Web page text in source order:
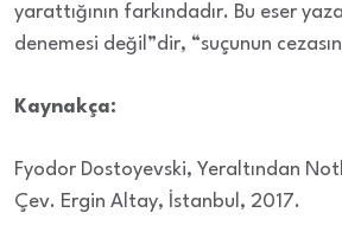
yarattığının farkındadır. Bu eser
denemesi değil”dir, “suçunun
Kaynakça:
Fyodor Dostoyevski, Yeraltından
Çev. Ergin Altay, İstanbul, 2017.